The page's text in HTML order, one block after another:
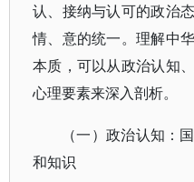
认、接纳与认可的政治
情、意的统一。理解中
本质，可以从政治认知
心理要素来深入剖析。
（一）政治认知：
和知识